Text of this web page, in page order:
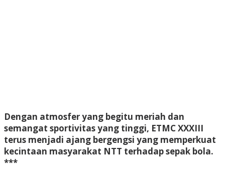
Dengan atmosfer yang begitu meriah dan
semangat sportivitas yang tinggi, ETMC XXXIII
terus menjadi ajang bergengsi yang memperkuat
kecintaan masyarakat NTT terhadap sepak bola.
***